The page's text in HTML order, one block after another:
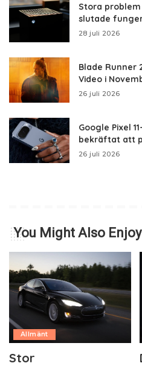
Stora
slutade
28 juli 2026
Blade Runner
Video i
26 juli 2026
Google Pixel
bekräftat att
26 juli 2026
You Might Also Enjoy
Allmänt
Stor